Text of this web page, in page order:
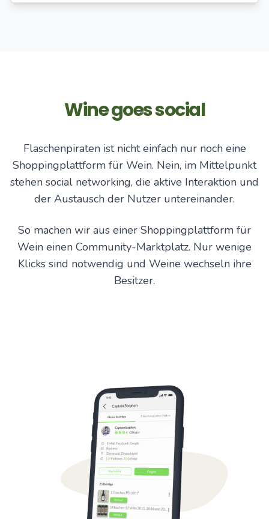
Wine goes social
Flaschenpiraten ist nicht einfach nur noch eine
Shoppingplattform für Wein. Nein, im Mittelpunkt
stehen social networking, die aktive Interaktion und
der Austausch der Nutzer untereinander.
So machen wir aus einer Shoppingplattform für
Wein einen Community-Marktplatz. Nur wenige
Klicks sind notwendig und Weine wechseln ihre
Besitzer.